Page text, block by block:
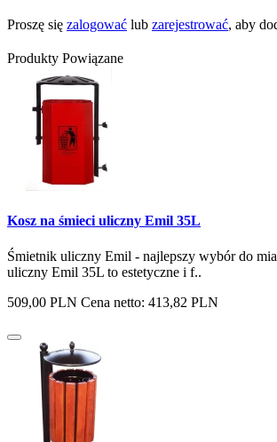
Proszę się zalogować lub zarejestrować, aby
Produkty Powiązane
Kosz na śmieci uliczny Emil 35L
Śmietnik uliczny Emil - najlepszy wybór do
uliczny Emil 35L to estetyczne i f..
509,00 PLN Cena netto: 413,82 PLN